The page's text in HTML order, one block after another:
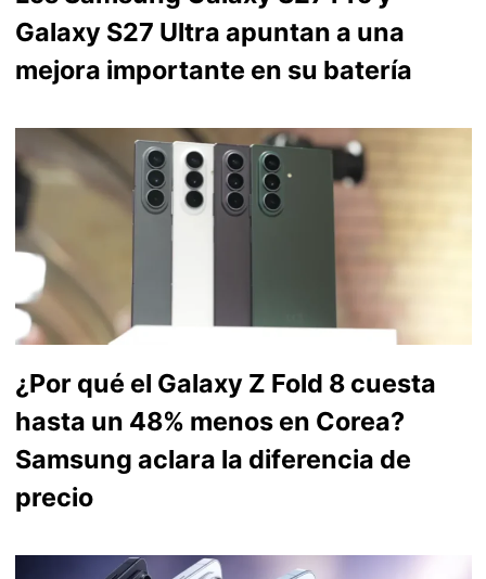
Galaxy S27 Ultra apuntan a una
mejora importante en su batería
¿Por qué el Galaxy Z Fold 8 cuesta
hasta un 48% menos en Corea?
Samsung aclara la diferencia de
precio